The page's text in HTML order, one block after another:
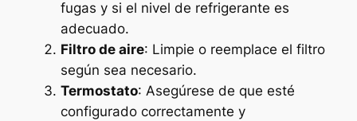
fugas y si el nivel de refrigerante es
adecuado.
Filtro de aire: Limpie o reemplace el filtro
según sea necesario.
Termostato: Asegúrese de que esté
configurado correctamente y